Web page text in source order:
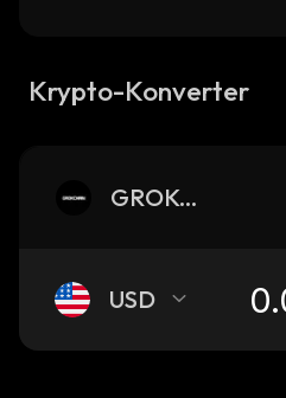
Krypto-Konverter
GROKCHAIN
USD